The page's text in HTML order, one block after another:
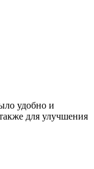
удобно и
для улучшения